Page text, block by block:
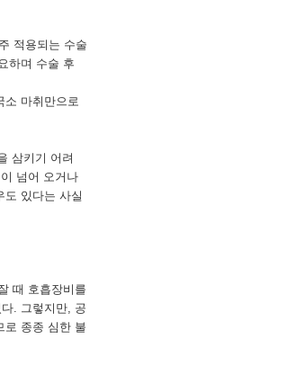
적용되는 수술
하며 수술 후
소 마취만으로
삼키기 어려
넘어 오거나
도 있다는 사실
때 호흡장비를
. 그렇지만, 공
로 종종 심한 불